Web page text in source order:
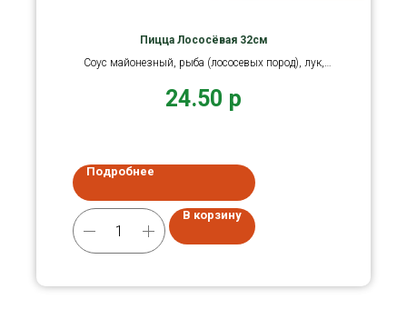
Пицца Лососёвая 32см
Соус майонезный, рыба (лососевых пород), лук,
24.50 р
Подробнее
В корзину